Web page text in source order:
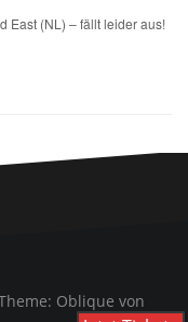
East (NL) – fällt leider aus!
Oblique von